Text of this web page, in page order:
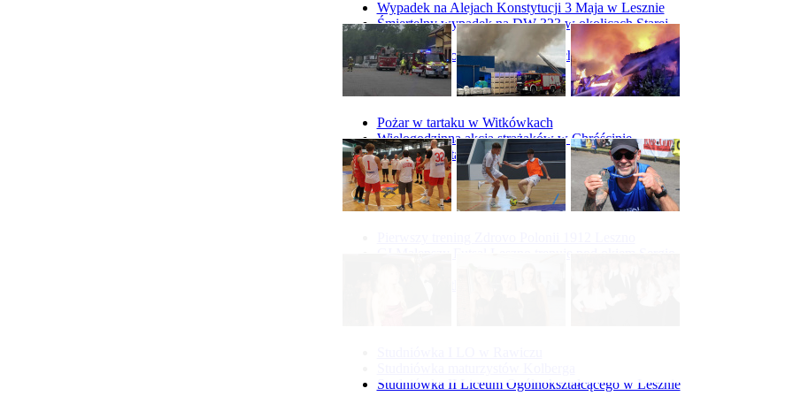
Wypadek na Alejach Konstytucji 3 Maja w Lesznie
Śmiertelny wypadek na DW 323 w okolicach Starej
Góry
Wypadek na obwodnicy Święciechowy
Pożar w tartaku w Witkówkach
Wielogodzinna akcja strażaków w Chróścinie
Pożar hali tartaku w Racocie
Studniówka II Liceum Ogólnokształcącego w Lesznie